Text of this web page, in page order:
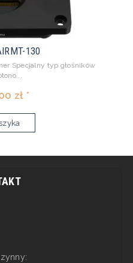
130
Specjalny typ głośników
zł *